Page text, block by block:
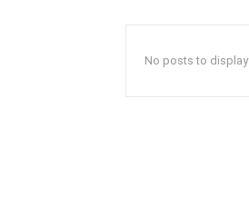
No posts to display